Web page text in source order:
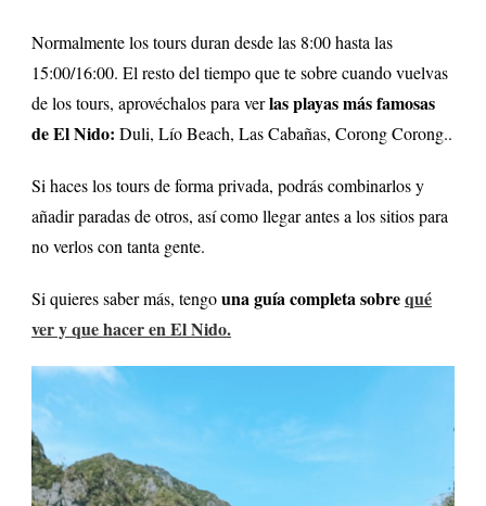
Normalmente los tours duran desde las 8:00 hasta las
15:00/16:00. El resto del tiempo que te sobre cuando vuelvas
de los tours, aprovéchalos para verlas playas más famosas
de El Nido: Duli, Lío Beach, Las Cabañas, Corong Corong..
Si haces los tours de forma privada, podrás combinarlos y
añadir paradas de otros, así como llegar antes a los sitios para
no verlos con tanta gente.
Si quieres saber más, tengouna guía completa sobrequé
ver y que hacer en El Nido.